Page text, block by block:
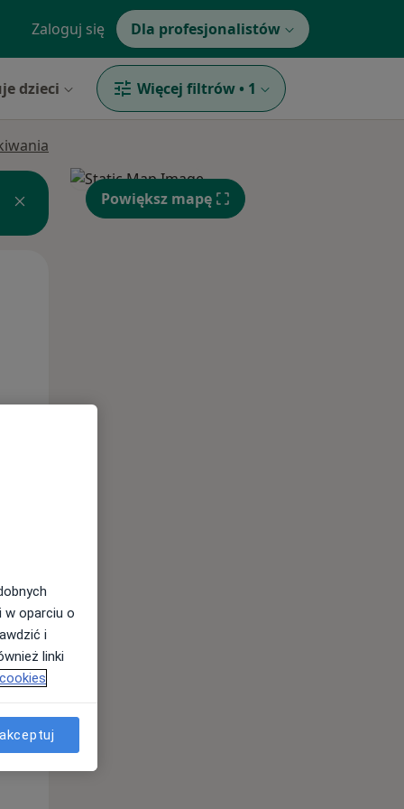
Zaloguj się Dla profesjonalistów
dzieci Więcej filtrów • 1
Pon,
10 Sie
Powiększ mapę
w oparciu o
i
linki